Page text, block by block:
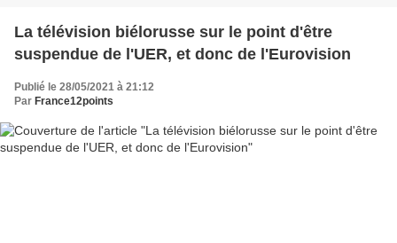
La télévision biélorusse sur le point d'être
suspendue de l'UER, et donc de l'Eurovision
Publié le 28/05/2021 à 21:12
Par France12points